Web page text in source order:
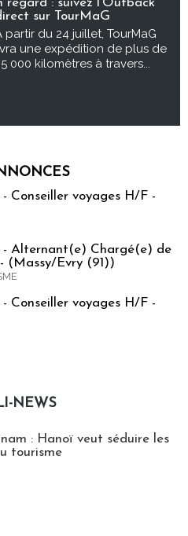
regard : suivez l’Outback
sur TourMaG
partir du 24 juillet, TourMaG
une expédition de plus de
5 000 kilomètres à travers...
Conseiller voyages H/F -
- Alternant(e) Chargé(e) de
(Massy/Evry (91))
Conseiller voyages H/F -
NEWS
: Hanoï veut séduire les
tourisme